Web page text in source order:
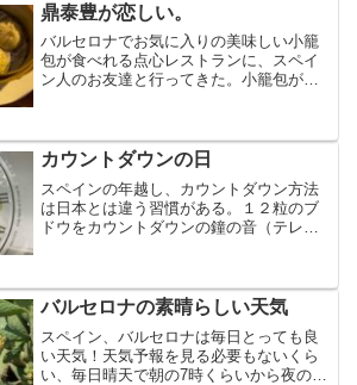
鼎泰豊が恋しい。
バルセロナでお気に入りの美味しい小籠
包が食べれる点心レストランに、スペイ
ン人のお友達と行ってきた。小籠包が大
んレクチャーされたなぁ、なんて懐かし
く感じた。バルセロナにも鼎泰豊ができ
カウントダウンの日
スペインの年越し、カウントダウン方法
は日本とは違う習慣がある。１２粒のブ
ドウをカウントダウンの鐘の音（テレビ
ウを用意した。しかし、時間が間に合わ
ずグダグダの結果に！２０２１年はコロ
ナが収まり、一時帰国したいな。
バルセロナの素晴らしい天気
スペイン、バルセロナは毎日とっても良
い天気！天気予報を見る必要もないくら
い、毎日晴天で朝の7時くらいから夜の21